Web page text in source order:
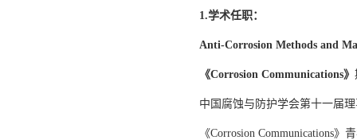
1.学术任职：
Anti-Corrosion Methods and
《Corrosion Communications》
中国腐蚀与防护学会第十一届理
《Corrosion Communications》